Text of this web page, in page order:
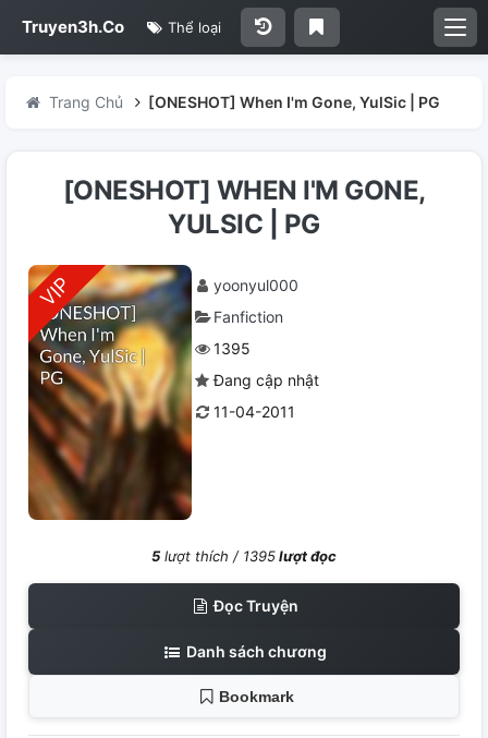
Truyen3h.Co Thể loại
Trang Chủ [ONESHOT] When I'm Gone, YulSic | PG
[ONESHOT] WHEN I'M GONE,
YULSIC | PG
yoonyul000
Fanfiction
1395
Đang cập nhật
11-04-2011
5 lượt thích / 1395lượt đọc
Đọc Truyện
Danh sách chương
Bookmark